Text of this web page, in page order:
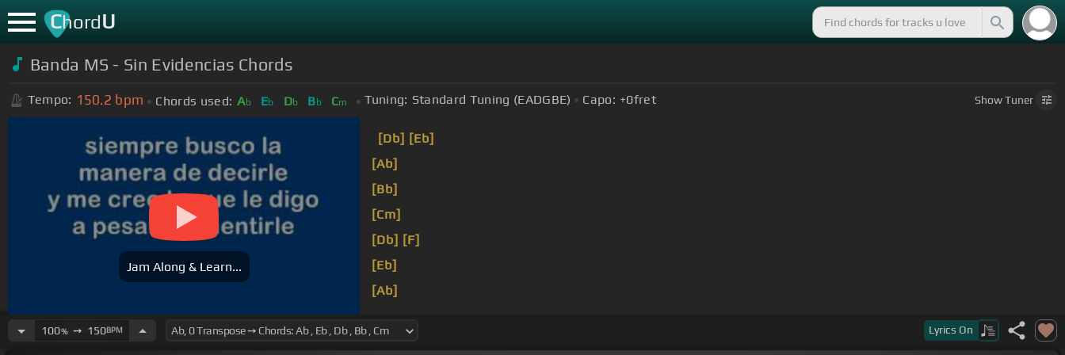
ChordU
Banda MS - Sin Evidencias Chords
Tempo: 150.2 bpm Chords used: Ab Eb Db Bb Cm Tuning: Standard Tuning (EADGBE) Capo: +0fret ShowTuner
Jam Along & Learn...
[Db] [Eb]
[Ab]
[Bb]
[Cm]
[Db] [F]
[Eb]
[Ab]
100%➙ 150BPM Lyrics On